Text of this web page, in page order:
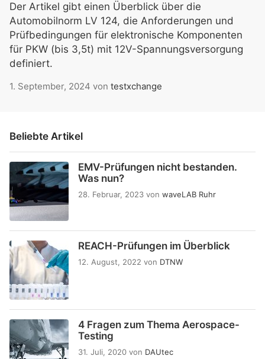
Der Artikel gibt einen Überblick über die
Automobilnorm LV 124, die Anforderungen und
Prüfbedingungen für elektronische Komponenten
für PKW (bis 3,5t) mit 12V-Spannungsversorgung
definiert.
1. September, 2024 von testxchange
Beliebte Artikel
EMV-Prüfungen nicht bestanden.
Was nun?
28. Februar, 2023 von waveLAB Ruhr
REACH-Prüfungen im Überblick
12. August, 2022 von DTNW
4 Fragen zum Thema Aerospace-
Testing
31. Juli, 2020 von DAUtec